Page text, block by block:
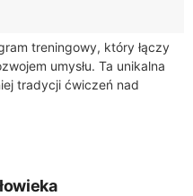
treningowy, który łączy
umysłu. Ta unikalna
tradycji ćwiczeń nad
dostosowana...